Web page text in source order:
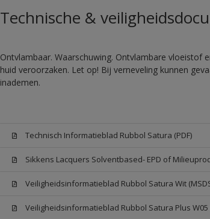
Technische &
Ontvlambaar. Waarschuwing. Ontvlambare vloeistof
huid veroorzaken. Let op! Bij verneveling kunnen
inademen.
Technisch Informatieblad Rubbol Satura (PDF)
Sikkens Lacquers Solventbased- EPD of
Veiligheidsinformatieblad Rubbol Satura Wit
Veiligheidsinformatieblad Rubbol Satura Plus W05